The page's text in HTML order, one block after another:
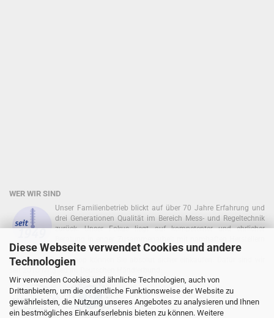
Diese Webseite verwendet Cookies und andere
Technologien
Wir verwenden Cookies und ähnliche Technologien, auch von
Drittanbietern, um die ordentliche Funktionsweise der Website zu
gewährleisten, die Nutzung unseres Angebotes zu analysieren und Ihnen
ein bestmögliches Einkaufserlebnis bieten zu können. Weitere
WER WIR SIND
Unser Familienbetrieb blickt auf über 70 Jahre Erfahrung und
drei Generationen Qualität im Bereich Mess- und Regeltechnik
zurück. Unser Fokus liegt auf kompetenter und ehrlicher
zurück!
In unserem Onlineshop können Sie absolut sicher einkaufen. Dafür sind wir
seit 2010 Mitglied im Deutschen Händlerbund: